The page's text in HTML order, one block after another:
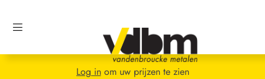
Log inom uw prijzen te zien